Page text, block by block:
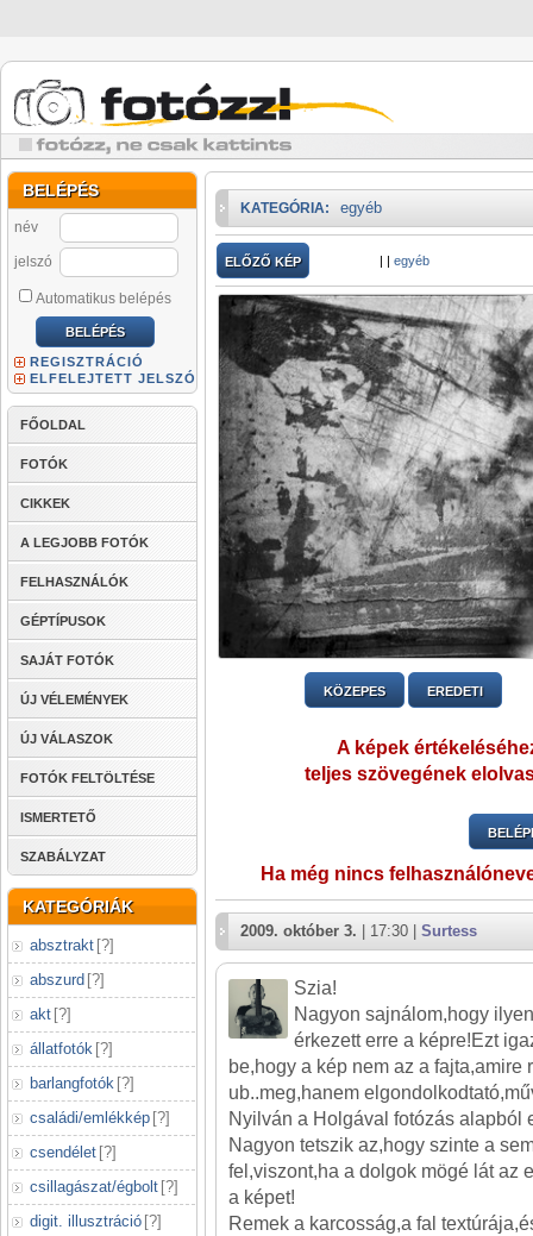
BELÉPÉS
név
jelszó
Automatikus belépés
REGISZTRÁCIÓ
ELFELEJTETT JELSZÓ
FŐOLDAL
FOTÓK
CIKKEK
A LEGJOBB FOTÓK
FELHASZNÁLÓK
GÉPTÍPUSOK
SAJÁT FOTÓK
ÚJ VÉLEMÉNYEK
ÚJ VÁLASZOK
FOTÓK FELTÖLTÉSE
ISMERTETŐ
SZABÁLYZAT
KATEGÓRIÁK
absztrakt [?]
abszurd [?]
akt [?]
állatfotók [?]
barlangfotók [?]
családi/emlékkép [?]
csendélet [?]
csillagászat/égbolt [?]
digit. illusztráció [?]
KATEGÓRIA: egyéb
ELŐZŐ KÉP | | egyéb
KÖZEPES EREDETI
A képek
teljes szövegének
Ha még nincs
2009. október 3. | 17:30 | Surtess
Szia!
Nagyon sajnálom,hogy
érkezett erre a képre!Ezt
be,hogy a kép nem az a fajta,amire
ub..meg,hanem
Nyilván a Holgával fotózás alapból
Nagyon tetszik az,hogy szinte a
fel,viszont,ha a dolgok mögé lát az
a képet!
Remek a karcosság,a fal